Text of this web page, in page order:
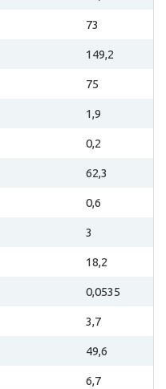
73
149,2
75
1,9
0,2
62,3
0,6
3
18,2
0,0535
3,7
49,6
6,7